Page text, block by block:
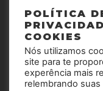
POLÍTICA
COOKIES
Nós utilizamos
site para te
experência mais
relembrando